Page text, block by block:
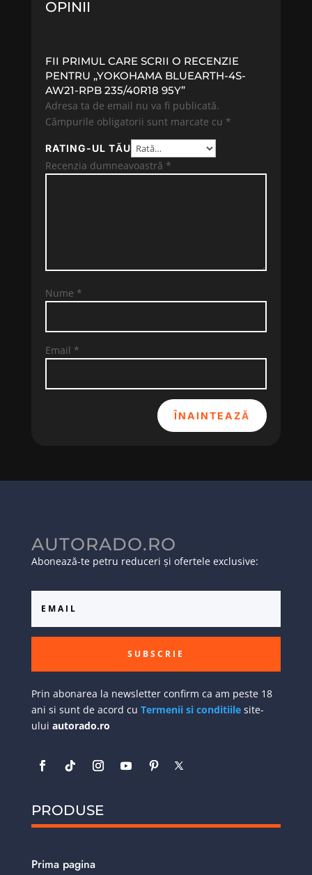
OPINII
FII PRIMUL CARE SCRII O RECENZIE
PENTRU „YOKOHAMA BLUEARTH-4S-
AW21-RPB 235/40R18 95Y”
Adresa ta de email nu va fi publicată.
Câmpurile obligatorii sunt marcate cu *
RATING-UL TĂU
Recenzia dumneavoastră *
Nume *
Email *
ÎNAINTEAZĂ
AUTORADO.RO
Abonează-te petru reduceri și ofertele exclusive:
SUBSCRIE
Prin abonarea la newsletter confirm ca am peste 18
ani si sunt de acord cu Termenii si conditiilesite-
ului autorado.ro
PRODUSE
Prima pagina